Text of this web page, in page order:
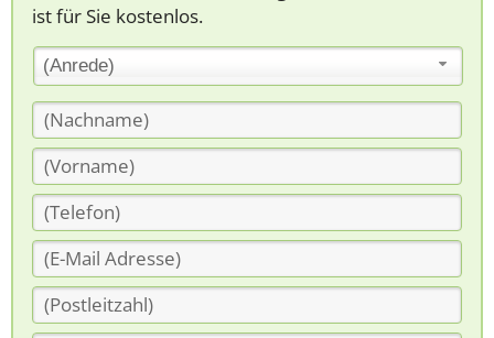
ist für Sie kostenlos.
(Anrede)